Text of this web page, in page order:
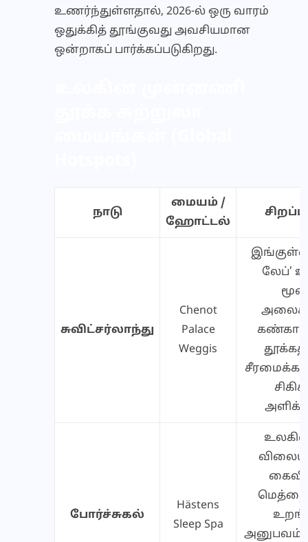
உணர்ந்துள்ளதால், 2026-ல் ஒரு வாரம்
ஒதுக்கித் தூங்குவது அவசியமான
ஒன்றாகப் பார்க்கப்படுகிறது.
நாடு
மையம் /
ஹோட்டல்
சுவிட்சர்லாந்து
Chenot
Palace
Weggis
லேப்’
சீரமைக்க
போர்ச்சுகல்
Hästens
Sleep Spa
அனுபவம்.